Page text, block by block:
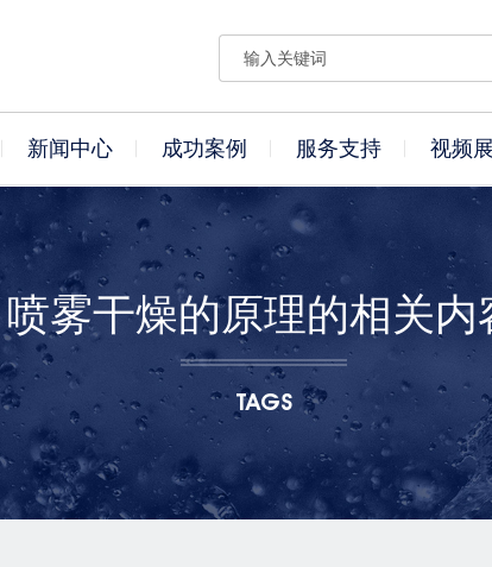
新闻中心 成功案例 服务支持 视频
喷雾干燥的原理的相关内
TAGS